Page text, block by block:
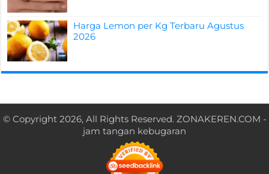
Harga Lemon per Kg Terbaru Agustus
2026
© Copyright 2026, All Rights Reserved. ZONAKEREN.COM -
jam tangan kebugaran